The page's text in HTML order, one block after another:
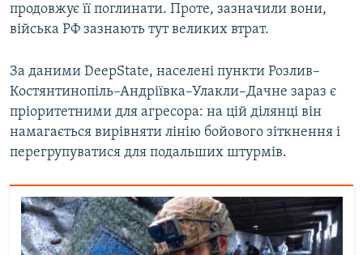
продовжує її поглинати. Проте, зазначили вони,
війська РФ зазнають тут великих втрат.
За даними DeepState, населені пункти Розлив–
Костянтинопіль–Андріївка–Улакли–Дачне зараз є
пріоритетними для агресора: на цій ділянці він
намагається вирівняти лінію бойового зіткнення і
перегрупуватися для подальших штурмів.